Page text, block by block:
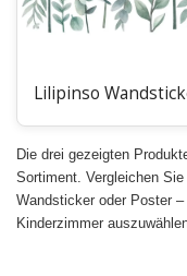
Lilipinso
Die drei gezeigten
Sortiment. Vergleichen
Wandsticker oder Poster
Kinderzimmer